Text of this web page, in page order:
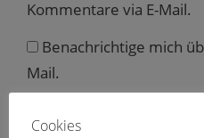
Kommentare via E-Mail.
Benachrichtige mich
Mail.
Cookies